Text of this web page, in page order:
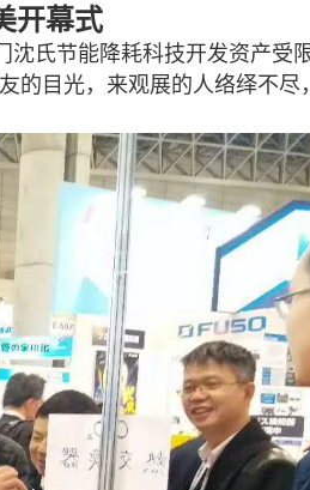
开幕式
沈氏节能降耗科技开发资产受
的目光，来观展的人络绎不尽